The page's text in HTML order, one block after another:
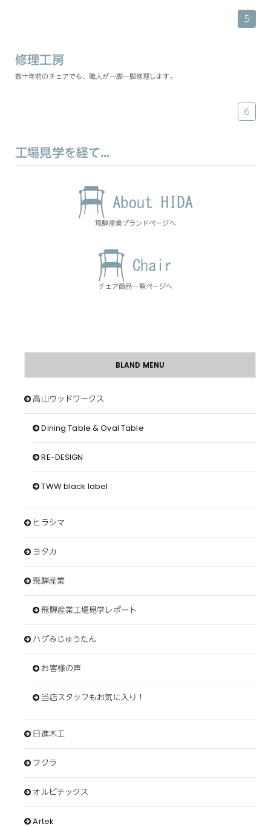
５
修理工房
数十年前のチェアでも、職人が一脚一脚修理します。
６
工場見学を経て…
飛騨産業ブランドページへ
チェア商品一覧ページへ
BLAND MENU
高山ウッドワークス
Dining Table & Oval Table
RE-DESIGN
TWW black label
ヒラシマ
ヨタカ
飛騨産業
飛騨産業工場見学レポート
ハグみじゅうたん
お客様の声
当店スタッフもお気に入り！
日進木工
フクラ
オルビテックス
Artek